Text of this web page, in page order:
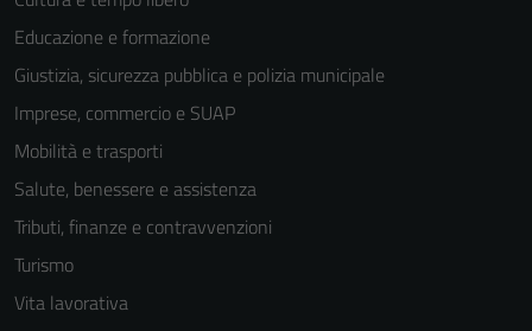
Educazione e formazione
Giustizia, sicurezza pubblica e polizia municipale
Imprese, commercio e SUAP
Mobilità e trasporti
Salute, benessere e assistenza
Tributi, finanze e contravvenzioni
Turismo
Vita lavorativa